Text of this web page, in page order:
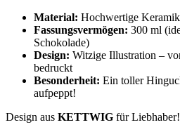
Material: Hochwertige Keramik
Fassungsvermögen: 300 ml
Schokolade)
Design: Witzige Illustration –
bedruckt
Besonderheit: Ein toller
aufpeppt!
Design aus KETTWIG für Liebhaber!